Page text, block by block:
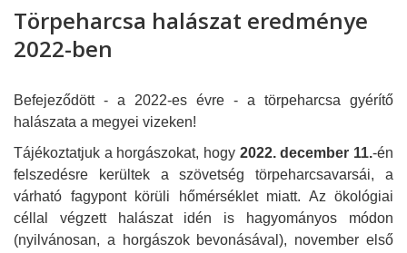
Törpeharcsa halászat eredménye
2022-ben
Befejeződött - a 2022-es évre - a törpeharcsa gyérítő
halászata a megyei vizeken!
Tájékoztatjuk a horgászokat, hogy 2022. december 11.-én
felszedésre kerültek a szövetség törpeharcsavarsái, a
várható fagypont körüli hőmérséklet miatt. Az ökológiai
céllal végzett halászat idén is hagyományos módon
(nyilvánosan, a horgászok bevonásával), november első